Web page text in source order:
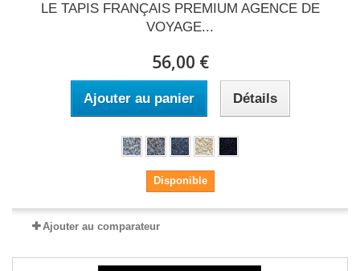
LE TAPIS FRANÇAIS PREMIUM AGENCE DE
VOYAGE...
56,00 €
Ajouter au panier Détails
Disponible
Ajouter au comparateur